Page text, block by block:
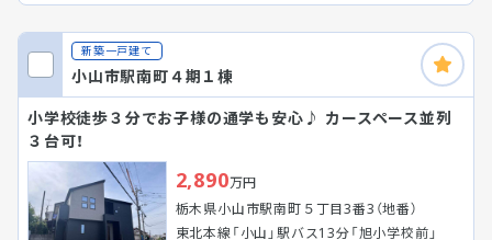
新築一戸建て
小山市駅南町４期１棟
小学校徒歩３分でお子様の通学も安心♪ カースペース並列
３台可！
2,890万円
栃木県小山市駅南町５丁目3番3（地番）
東北本線「小山」駅バス13分「旭小学校前」